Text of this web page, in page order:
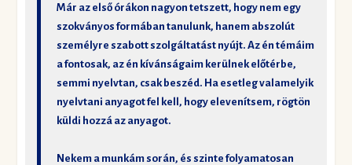
Már az első órákon nagyon tetszett, hogy nem egy
szokványos formában tanulunk, hanem abszolút
személyre szabott szolgáltatást nyújt. Az én témáim
a fontosak, az én kívánságaim kerülnek előtérbe,
semmi nyelvtan, csak beszéd. Ha esetleg valamelyik
nyelvtani anyagot fel kell, hogy elevenítsem, rögtön
küldi hozzá az anyagot.
Nekem a munkám során, és szinte folyamatosan